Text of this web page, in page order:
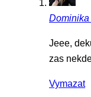
Dominika
Jeee,
zas
Vymazat